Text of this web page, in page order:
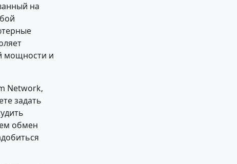
на
мощности и
Network,
задать
обмен